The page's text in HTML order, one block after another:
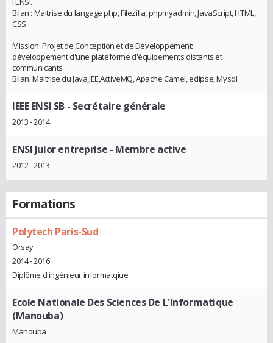
Bilan : Maitrise du langage php, Filezilla, phpmyadmin, JavaScript, HTML,
CSS.
Mission: Projet de Conception et de Développement:
développement d'une plateforme d'équipements distants et
communicants
Bilan: Maitrise du Java,JEE,ActiveMQ, Apache Camel, eclipse, Mysql.
IEEE ENSI SB- Secrétaire générale
2013 - 2014
ENSI Juior entreprise - Membre active
2012 - 2013
Formations
Polytech Paris-Sud
Orsay
2014 - 2016
Diplôme d'ingénieur informatqiue
Ecole Nationale Des Sciences De L'Informatique
(Manouba)
Manouba